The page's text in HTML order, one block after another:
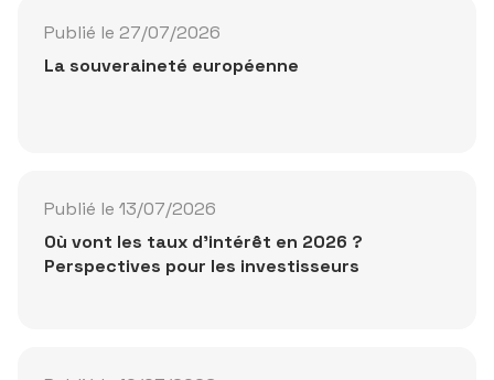
Publié le 27/07/2026
La souveraineté européenne
Publié le 13/07/2026
Où vont les taux d'intérêt en 2026 ?
Perspectives pour les investisseurs